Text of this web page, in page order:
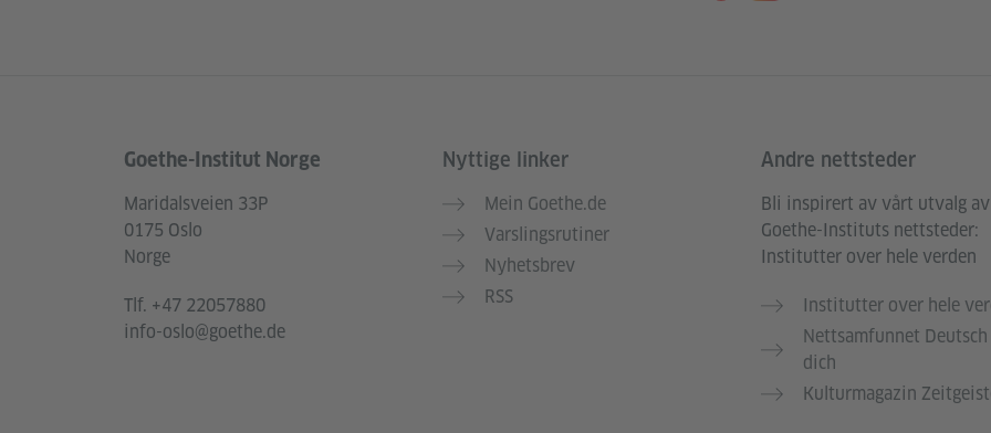
Service- und Informationsbereich
Goethe-Institut Norge
Maridalsveien 33P
0175 Oslo
Norge
Tlf. +47 22057880
info-oslo@goethe.de
Nyttige linker
Mein Goethe.de
Varslingsrutiner
Nyhetsbrev
RSS
Andre nettsteder
Bli inspirert av vårt utvalg av
Goethe-Instituts nettsteder:
Institutter over hele verden
Institutter over hele
Nettsamfunnet
dich
Kulturmagazin